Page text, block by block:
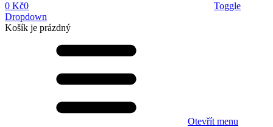
0 Kč0
Toggle
Dropdown
Košík je prázdný
Otevřít menu